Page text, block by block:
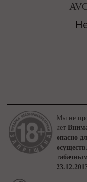
Мы не
лет
опасно